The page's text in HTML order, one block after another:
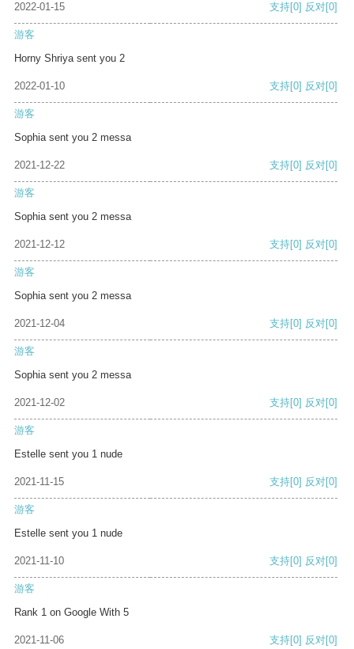
2022-01-15 支持[0] 反对[0]
游客
Horny Shriya sent you 2
2022-01-10 支持[0] 反对[0]
游客
Sophia sent you 2 messa
2021-12-22 支持[0] 反对[0]
游客
Sophia sent you 2 messa
2021-12-12 支持[0] 反对[0]
游客
Sophia sent you 2 messa
2021-12-04 支持[0] 反对[0]
游客
Sophia sent you 2 messa
2021-12-02 支持[0] 反对[0]
游客
Estelle sent you 1 nude
2021-11-15 支持[0] 反对[0]
游客
Estelle sent you 1 nude
2021-11-10 支持[0] 反对[0]
游客
Rank 1 on Google With 5
2021-11-06 支持[0] 反对[0]